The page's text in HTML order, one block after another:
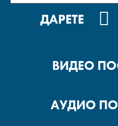
ДАРЕТЕ
ВИДЕО
АУДИО